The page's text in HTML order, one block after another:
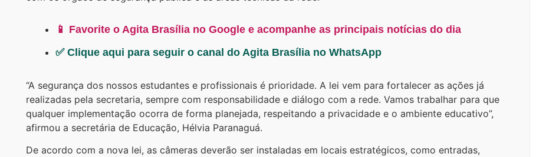
📱 Favorite o Agita Brasília no Google e acompanhe as principais notícias do dia
✅ Clique aqui para seguir o canal do Agita Brasília no WhatsApp
“A segurança dos nossos estudantes e profissionais é prioridade. A lei vem para fortalecer as ações já
realizadas pela secretaria, sempre com responsabilidade e diálogo com a rede. Vamos trabalhar para que
qualquer implementação ocorra de forma planejada, respeitando a privacidade e o ambiente educativo”,
afirmou a secretária de Educação, Hélvia Paranaguá.
De acordo com a nova lei, as câmeras deverão ser instaladas em locais estratégicos, como entradas,